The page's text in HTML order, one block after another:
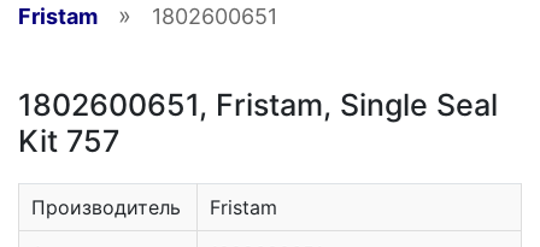
Fristam » 1802600651
1802600651, Fristam, Single Seal
Kit 757
Производитель
Fristam